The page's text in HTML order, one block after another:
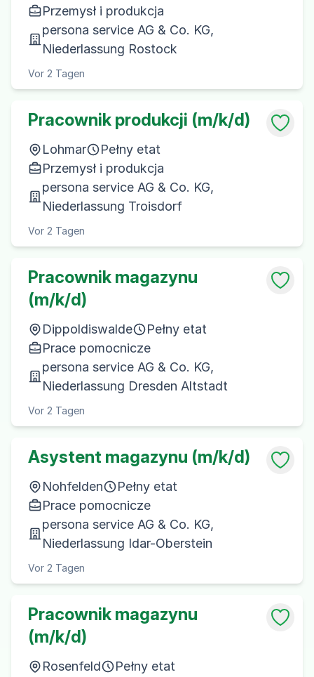
Przemysł i produkcja
persona service AG & Co. KG,
Niederlassung Rostock
Vor 2 Tagen
Pracownik produkcji (m/k/d)
Lohmar
Pełny etat
Przemysł i produkcja
persona service AG & Co. KG,
Niederlassung Troisdorf
Vor 2 Tagen
Pracownik magazynu
(m/k/d)
Dippoldiswalde
Pełny etat
Prace pomocnicze
persona service AG & Co. KG,
Niederlassung Dresden Altstadt
Vor 2 Tagen
Asystent magazynu (m/k/d)
Nohfelden
Pełny etat
Prace pomocnicze
persona service AG & Co. KG,
Niederlassung Idar-Oberstein
Vor 2 Tagen
Pracownik magazynu
(m/k/d)
Rosenfeld
Pełny etat